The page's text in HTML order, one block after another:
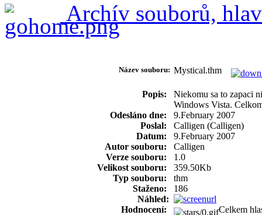
Archív souborů,
Název souboru: Mystical.thm
Popis:
Niekomu sa to zapaci
Windows Vista.
Odesláno dne:
9.February 2007
Poslal:
Calligen (Calligen)
Datum:
9.February 2007
Autor souboru:
Calligen
Verze souboru:
1.0
Velikost souboru:
359.50Kb
Typ souboru:
thm
Staženo:
186
Náhled:
Hodnocení:
Celkem